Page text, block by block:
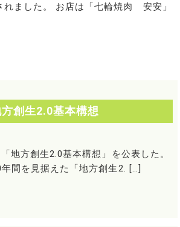
れました。 お店は「七輪焼肉 安安」
創生2.0基本構想
地方創生2.0基本構想」を公表した。
間を見据えた「地方創生2. […]